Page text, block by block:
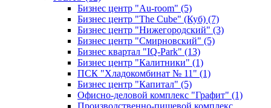
Бизнес центр "Au-room" (5)
Бизнес центр "The Cube" (Куб) (7)
Бизнес центр "Нижегородский" (3)
Бизнес центр "Смирновский" (5)
Бизнес квартал "IQ-Park" (13)
Бизнес центр "Калитники" (1)
ПСК "Хладокомбинат № 11" (1)
Бизнес центр "Капитал" (5)
Офисно-деловой комплекс "Графит" (1)
Производственно-пищевой комплекс